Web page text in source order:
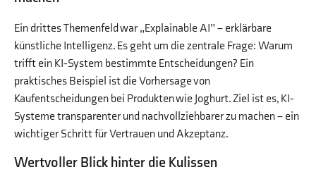
Ein drittes Themenfeld war „Explainable AI” – erklärbare
künstliche Intelligenz. Es geht um die zentrale Frage: Warum
trifft ein KI-System bestimmte Entscheidungen? Ein
praktisches Beispiel ist die Vorhersage von
Kaufentscheidungen bei Produkten wie Joghurt. Ziel ist es, KI-
Systeme transparenter und nachvollziehbarer zu machen – ein
wichtiger Schritt für Vertrauen und Akzeptanz.
Wertvoller Blick hinter die Kulissen